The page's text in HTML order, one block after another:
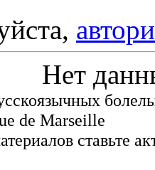
Нет
de Marseille
ставьте